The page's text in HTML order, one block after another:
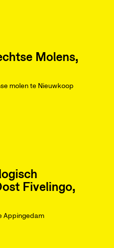
Molens,
molen te Nieuwkoop
Fivelingo,
Appingedam